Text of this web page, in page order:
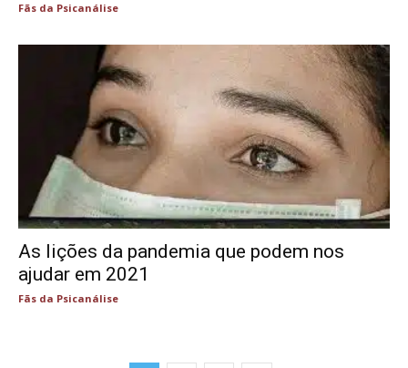
Fãs da Psicanálise
As lições da pandemia que podem nos
ajudar em 2021
Fãs da Psicanálise